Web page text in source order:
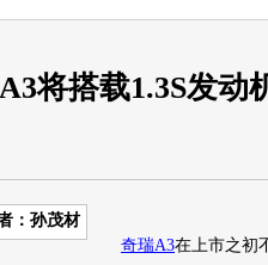
将搭载1.3S发动
：孙茂材
奇瑞A3在上市之初